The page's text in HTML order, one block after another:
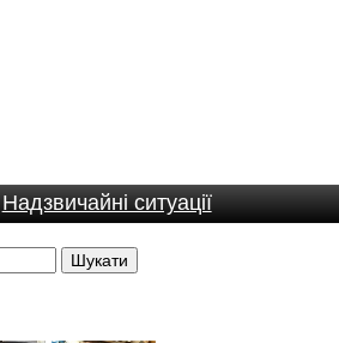
Надзвичайні ситуації